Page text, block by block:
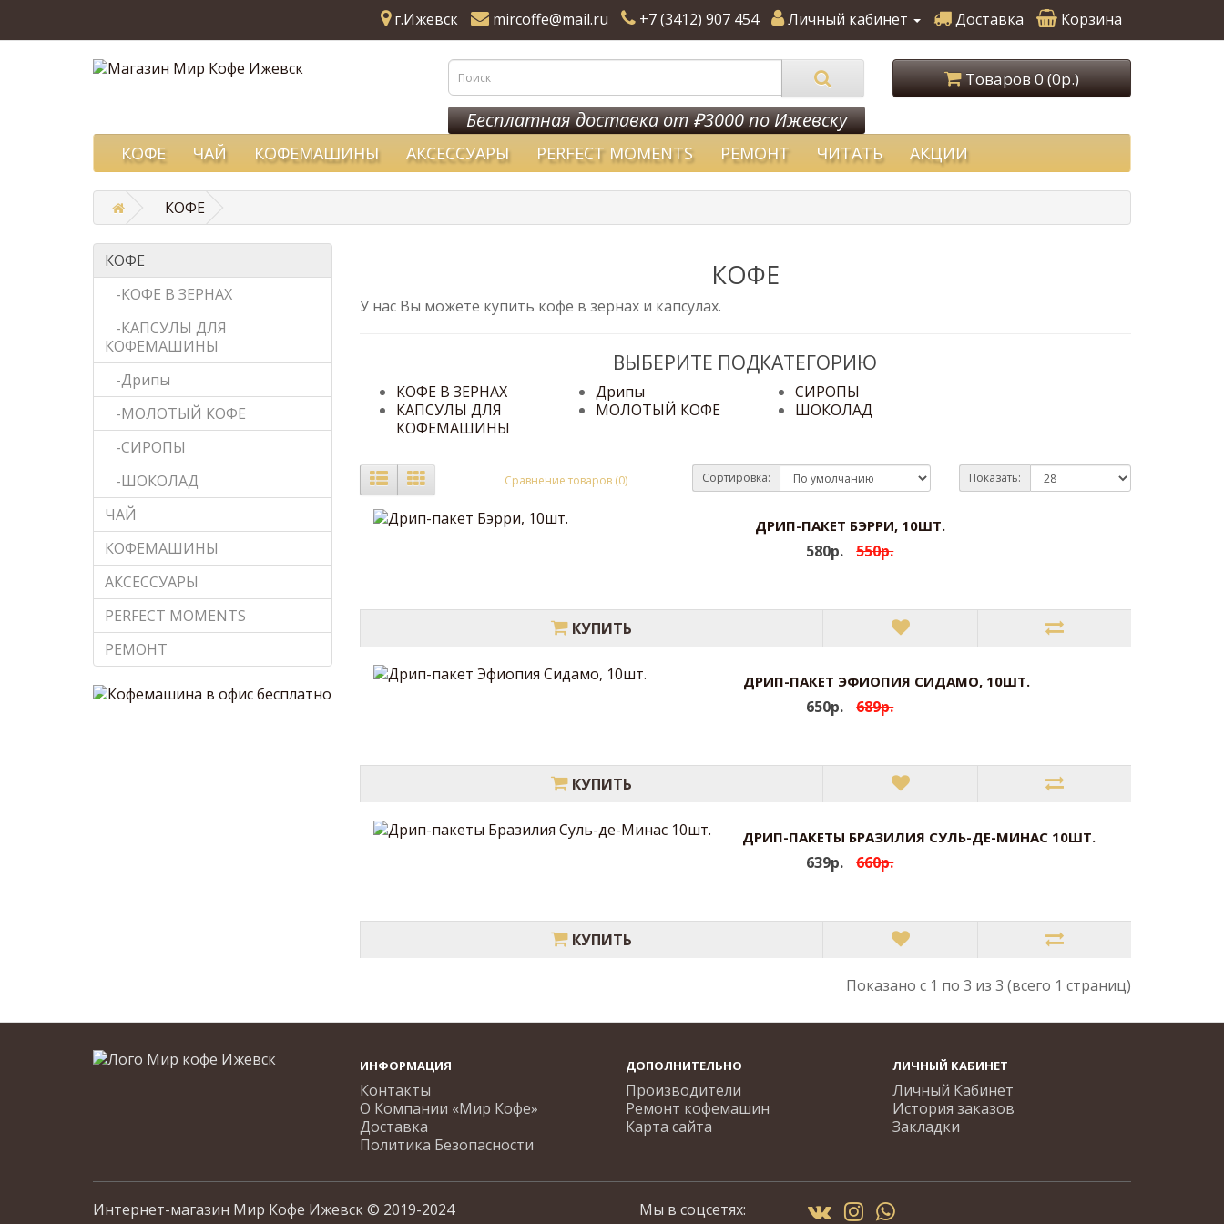
г.Ижевск mircoffe@mail.ru +7 (3412) 907 454 Личный кабинет Доставка Корзина
Бесплатная доставка от ₽3000 по Ижевску
Товаров 0 (0р.)
КОФЕ ЧАЙ КОФЕМАШИНЫ АКСЕССУАРЫ PERFECT MOMENTS РЕМОНТ ЧИТАТЬ АКЦИИ
КОФЕ
КОФЕ
-КОФЕ В ЗЕРНАХ
-КАПСУЛЫ ДЛЯ
КОФЕМАШИНЫ
-Дрипы
-МОЛОТЫЙ КОФЕ
-СИРОПЫ
-ШОКОЛАД
ЧАЙ
КОФЕМАШИНЫ
АКСЕССУАРЫ
PERFECT MOMENTS
РЕМОНТ
КОФЕ
У нас Вы можете купить кофе в зернах и капсулах.
ВЫБЕРИТЕ ПОДКАТЕГОРИЮ
КОФЕ В ЗЕРНАХ
КАПСУЛЫ ДЛЯ
КОФЕМАШИНЫ
Дрипы
МОЛОТЫЙ КОФЕ
СИРОПЫ
ШОКОЛАД
Сравнение товаров (0) Сортировка: Показать:
ДРИП-ПАКЕТ БЭРРИ, 10ШТ.
580р. 550р.
КУПИТЬ
ДРИП-ПАКЕТ ЭФИОПИЯ СИДАМО, 10ШТ.
650р. 689р.
КУПИТЬ
ДРИП-ПАКЕТЫ БРАЗИЛИЯ СУЛЬ-ДЕ-МИНАС 10ШТ.
639р. 660р.
КУПИТЬ
Показано с 1 по 3 из 3 (всего 1 страниц)
ИНФОРМАЦИЯ
Контакты
О Компании «Мир Кофе»
Доставка
Политика Безопасности
ДОПОЛНИТЕЛЬНО
Производители
Ремонт кофемашин
Карта сайта
ЛИЧНЫЙ КАБИНЕТ
Личный Кабинет
История заказов
Закладки
Интернет-магазин Мир Кофе Ижевск © 2019-2024 Мы в соцсетях: